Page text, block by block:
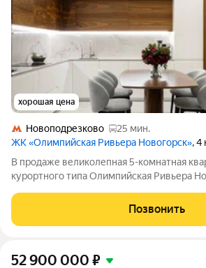
хорошая цена
Новоподрезково
25 мин.
ЖК «Олимпийская Ривьера Новогорск», 4
В продаже великолепная 5-комнатная
курортного типа Олимпийская Ривьера
большое преимущество - просторную
в стоимость квартиры. В
Позвонить
52 900 000 ₽